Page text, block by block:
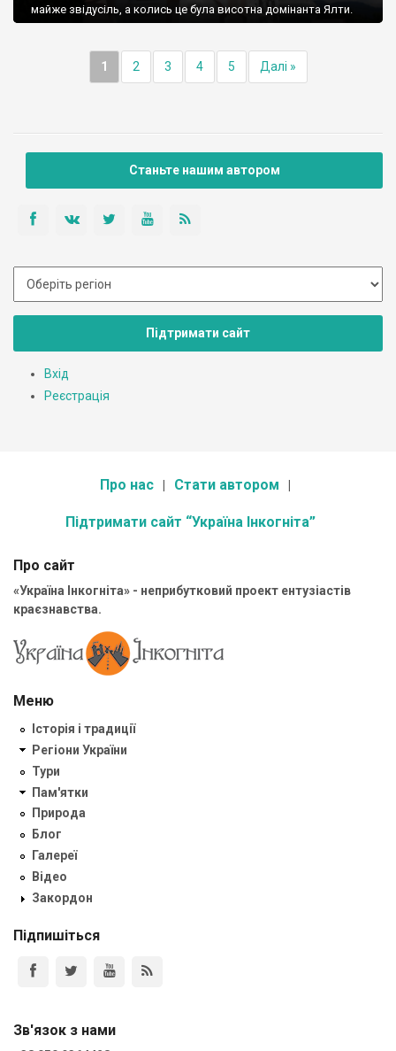
майже звідусіль, а колись це була висотна домінанта Ялти.
1 2 3 4 5 Далі »
Станьте нашим автором
Підтримати сайт
Вхід
Реєстрація
Про нас Стати автором
Підтримати сайт “Україна Інкогніта”
Про сайт
«Україна Інкогніта» - неприбутковий проект ентузіастів
краєзнавства.
Меню
Історія і традиції
Регіони України
Тури
Пам'ятки
Природа
Блог
Галереї
Відео
Закордон
Підпишіться
Зв'язок з нами